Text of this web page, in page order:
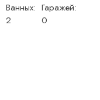
Ванных:
2
Гаражей:
0